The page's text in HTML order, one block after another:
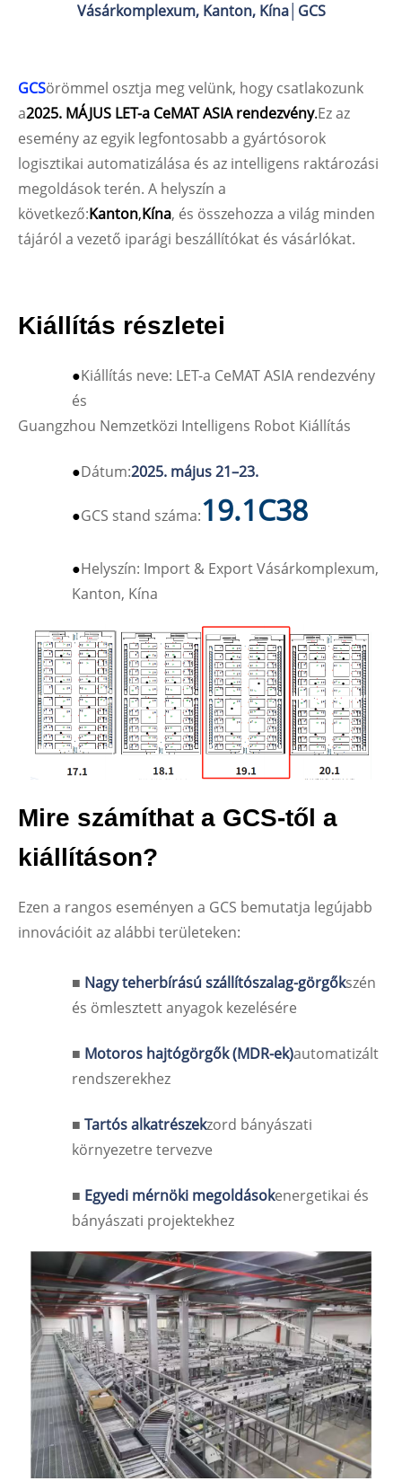
Vásárkomplexum, Kanton, Kína│GCS
GCSörömmel osztja meg velünk, hogy csatlakozunk
a2025. MÁJUS LET-a CeMAT ASIA rendezvény.Ez az
esemény az egyik legfontosabb a gyártósorok
logisztikai automatizálása és az intelligens raktározási
megoldások terén. A helyszín a
következő:Kanton,Kína, és összehozza a világ minden
tájáról a vezető iparági beszállítókat és vásárlókat.
Kiállítás részletei
●Kiállítás neve: LET-a CeMAT ASIA rendezvény
és
Guangzhou Nemzetközi Intelligens Robot Kiállítás
●Dátum:2025. május 21–23.
●GCS stand száma:19.1C38
●Helyszín: Import & Export Vásárkomplexum,
Kanton, Kína
Mire számíthat a GCS-től a
kiállításon?
Ezen a rangos eseményen a GCS bemutatja legújabb
innovációit az alábbi területeken:
■ Nagy teherbírású szállítószalag-görgőkszén
és ömlesztett anyagok kezelésére
■ Motoros hajtógörgők (MDR-ek)automatizált
rendszerekhez
■ Tartós alkatrészekzord bányászati ​​
környezetre tervezve
■ Egyedi mérnöki megoldásokenergetikai és
bányászati ​​projektekhez